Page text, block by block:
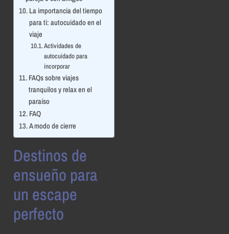
La importancia del tiempo
para ti: autocuidado en el
viaje
Actividades de
autocuidado para
incorporar
FAQs sobre viajes
tranquilos y relax en el
paraíso
FAQ
A modo de cierre
Destinos de
ensueño para
un escape
perfecto